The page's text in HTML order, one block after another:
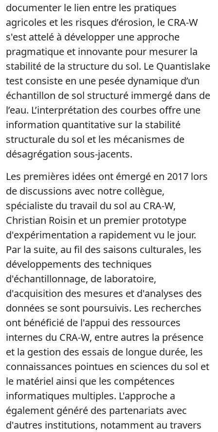
documenter le lien entre les pratiques
agricoles et les risques d’érosion, le CRA-W
s'est attelé à développer une approche
pragmatique et innovante pour mesurer la
stabilité de la structure du sol. Le Quantislake
test consiste en une pesée dynamique d’un
échantillon de sol structuré immergé dans de
l’eau. L’interprétation des courbes offre une
information quantitative sur la stabilité
structurale du sol et les mécanismes de
désagrégation sous-jacents.
Les premières idées ont émergé en 2017 lors
de discussions avec notre collègue,
spécialiste du travail du sol au CRA-W,
Christian Roisin et un premier prototype
d'expérimentation a rapidement vu le jour.
Par la suite, au fil des saisons culturales, les
développements des techniques
d'échantillonnage, de laboratoire,
d'acquisition des mesures et d'analyses des
données se sont poursuivis. Les recherches
ont bénéficié de l'appui des ressources
internes du CRA-W, entre autres la présence
et la gestion des essais de longue durée, les
connaissances pointues en sciences du sol et
le matériel ainsi que les compétences
informatiques multiples. L'approche a
également généré des partenariats avec
d'autres institutions, notamment au travers